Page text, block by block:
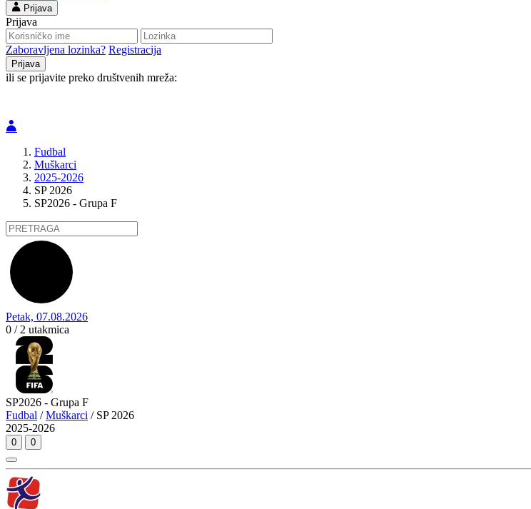
Prijava
Prijava
Zaboravljena lozinka? Registracija
ili se prijavite preko društvenih mreža:
Fudbal
Muškarci
2025-2026
SP 2026
SP2026 - Grupa F
Petak, 07.08.2026
0 / 2 utakmica
SP2026 - Grupa F
Fudbal /Muškarci / SP 2026
2025-2026
0 0